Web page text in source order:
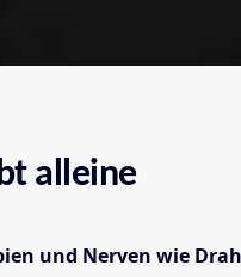
alleine
und Nerven wie